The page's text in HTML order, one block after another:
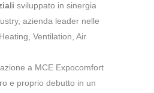
sviluppato in sinergia
azienda leader nelle
Ventilation, Air
a MCE Expocomfort
e proprio debutto in un